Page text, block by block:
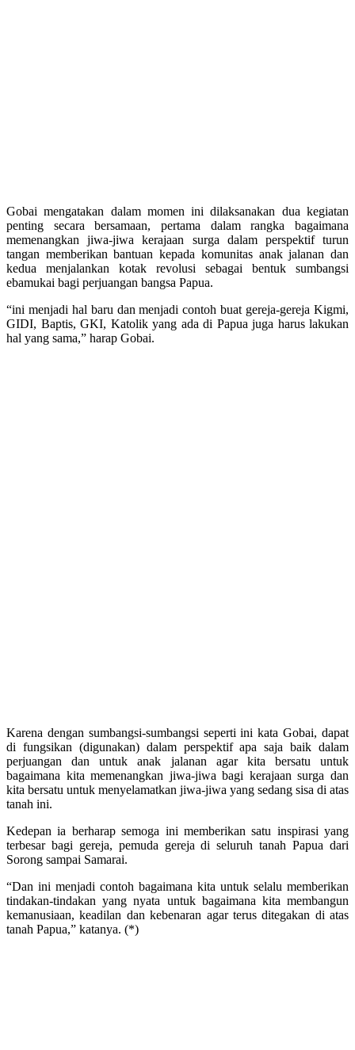
Gobai mengatakan dalam momen ini dilaksanakan dua kegiatan
penting secara bersamaan, pertama dalam rangka bagaimana
memenangkan jiwa-jiwa kerajaan surga dalam perspektif turun
tangan memberikan bantuan kepada komunitas anak jalanan dan
kedua menjalankan kotak revolusi sebagai bentuk sumbangsi
ebamukai bagi perjuangan bangsa Papua.
“ini menjadi hal baru dan menjadi contoh buat gereja-gereja Kigmi,
GIDI, Baptis, GKI, Katolik yang ada di Papua juga harus lakukan
hal yang sama,” harap Gobai.
Karena dengan sumbangsi-sumbangsi seperti ini kata Gobai, dapat
di fungsikan (digunakan) dalam perspektif apa saja baik dalam
perjuangan dan untuk anak jalanan agar kita bersatu untuk
bagaimana kita memenangkan jiwa-jiwa bagi kerajaan surga dan
kita bersatu untuk menyelamatkan jiwa-jiwa yang sedang sisa di atas
tanah ini.
Kedepan ia berharap semoga ini memberikan satu inspirasi yang
terbesar bagi gereja, pemuda gereja di seluruh tanah Papua dari
Sorong sampai Samarai.
“Dan ini menjadi contoh bagaimana kita untuk selalu memberikan
tindakan-tindakan yang nyata untuk bagaimana kita membangun
kemanusiaan, keadilan dan kebenaran agar terus ditegakan di atas
tanah Papua,” katanya. (*)